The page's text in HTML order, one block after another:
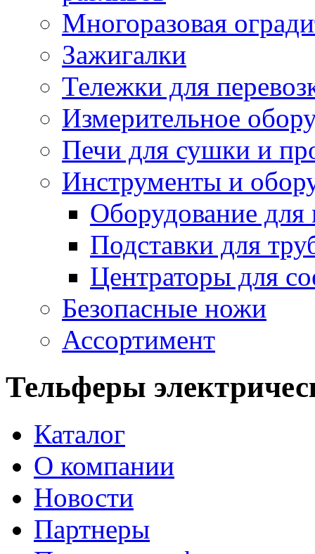
Многоразовая
Зажигалки
Тележки для
Измерительное
Печи для сушки и
Инструменты и
Оборудование
Подставки для
Центраторы для
Безопасные ножи
Ассортимент
Тельферы
Каталог
O компании
Новости
Партнеры